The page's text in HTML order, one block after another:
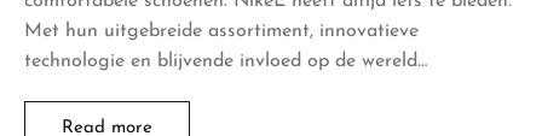
Met hun uitgebreide assortiment, innovatieve
technologie en blijvende invloed op de wereld…
Read more